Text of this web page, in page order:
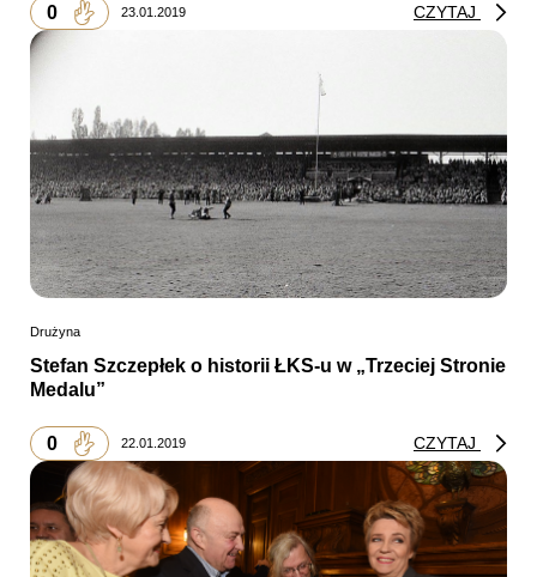
0 23.01.2019 CZYTAJ
Drużyna
Stefan Szczepłek o historii ŁKS-u w „Trzeciej Stronie
Medalu”
0 22.01.2019 CZYTAJ